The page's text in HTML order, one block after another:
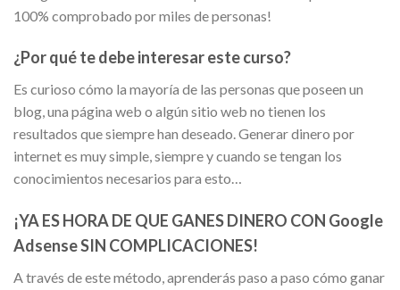
100% comprobado por miles de personas!
¿Por qué te debe interesar este curso?
Es curioso cómo la mayoría de las personas que poseen un
blog, una página web o algún sitio web no tienen los
resultados que siempre han deseado. Generar dinero por
internet es muy simple, siempre y cuando se tengan los
conocimientos necesarios para esto…
¡YA ES HORA DE QUE GANES DINERO CON Google
Adsense SIN COMPLICACIONES!
A través de este método, aprenderás paso a paso cómo ganar